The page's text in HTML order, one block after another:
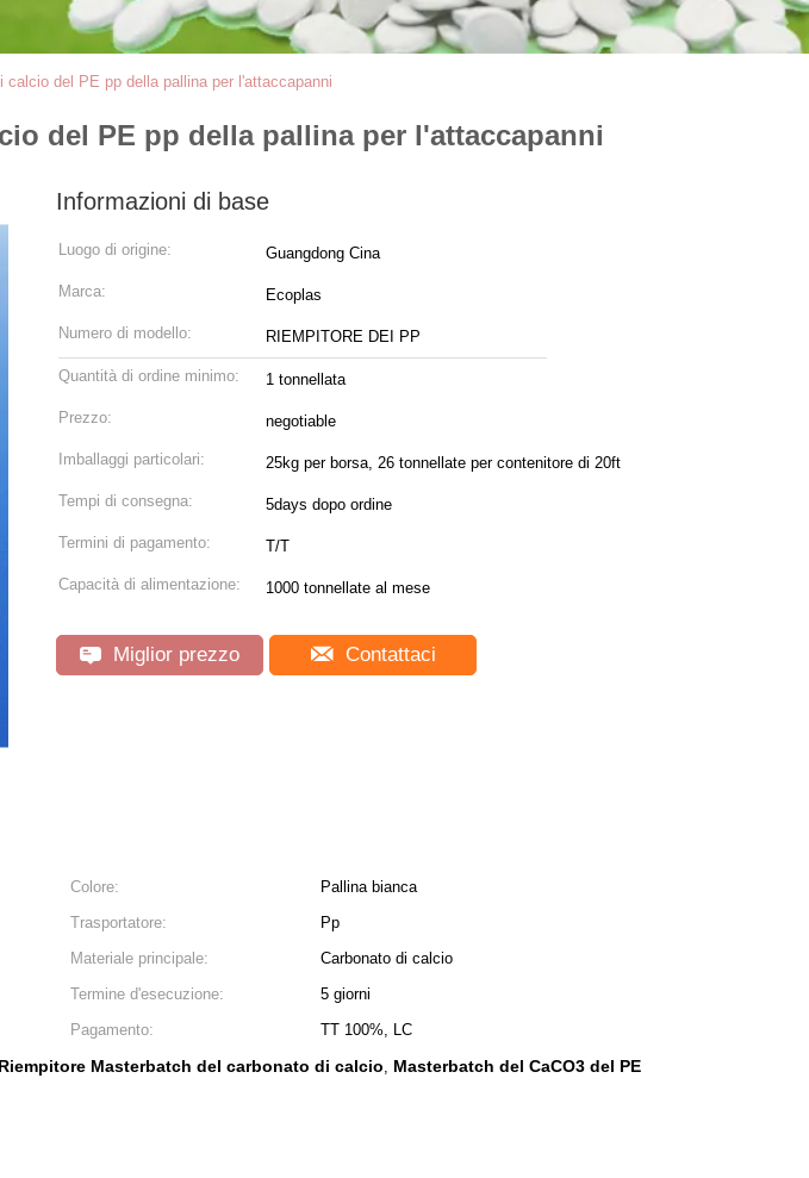
del PE pp della pallina per l'attaccapanni
del PE pp della pallina per l'attaccapanni
Informazioni di base
Luogo di origine: Guangdong Cina
Marca: Ecoplas
Numero di modello: RIEMPITORE DEI PP
Quantità di ordine minimo: 1 tonnellata
Prezzo: negotiable
Imballaggi particolari: 25kg per borsa, 26 tonnellate per contenitore di 20ft
Tempi di consegna: 5days dopo ordine
Termini di pagamento: T/T
Capacità di alimentazione: 1000 tonnellate al mese
Miglior prezzo Contattaci
Colore:
Pallina bianca
Trasportatore:
Pp
Materiale principale:
Carbonato di calcio
Termine d'esecuzione:
5 giorni
Pagamento:
TT 100%, LC
Riempitore Masterbatch del carbonato di calcio, Masterbatch del CaCO3 del PE